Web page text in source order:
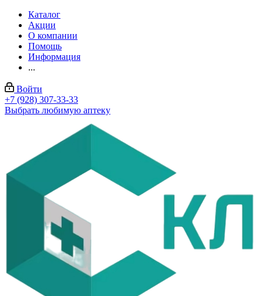
Каталог
Акции
О компании
Помощь
Информация
...
Войти
+7 (928) 307-33-33
Выбрать любимую аптеку